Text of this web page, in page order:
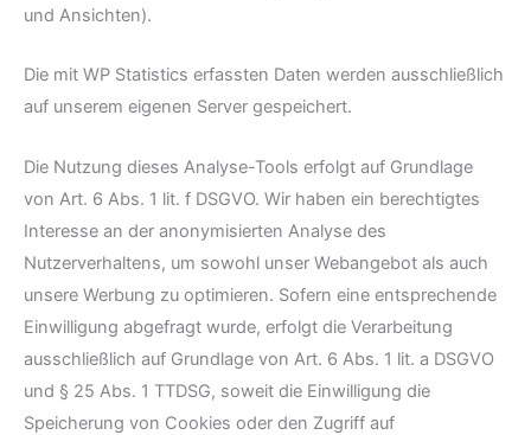
und Ansichten).
Die mit WP Statistics erfassten Daten werden ausschließlich
auf unserem eigenen Server gespeichert.
Die Nutzung dieses Analyse-Tools erfolgt auf Grundlage
von Art. 6 Abs. 1 lit. f DSGVO. Wir haben ein berechtigtes
Interesse an der anonymisierten Analyse des
Nutzerverhaltens, um sowohl unser Webangebot als auch
unsere Werbung zu optimieren. Sofern eine entsprechende
Einwilligung abgefragt wurde, erfolgt die Verarbeitung
ausschließlich auf Grundlage von Art. 6 Abs. 1 lit. a DSGVO
und § 25 Abs. 1 TTDSG, soweit die Einwilligung die
Speicherung von Cookies oder den Zugriff auf